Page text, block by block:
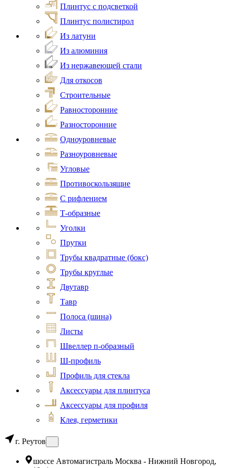
Плинтус с подсветкой
Плинтус полистирол
Из латуни
Из алюминия
Из нержавеющей стали
Для откосов
Строительные
Равносторонние
Разносторонние
Одноуровневые
Разноуровневые
Угловые
Противоскользящие
С рифлением
Т-образные
Уголки
Прутки
Трубы квадратные (бокс)
Трубы круглые
Двутавр
Тавр
Полоса (шина)
Листы
Швеллер п-образный
Ш-профиль
Профиль для стекла
Аксессуары для плинтуса
Аксессуары для профиля
Клея, герметики
г. Реутов
шоссе Автомагистраль Москва - Нижний Новгород,